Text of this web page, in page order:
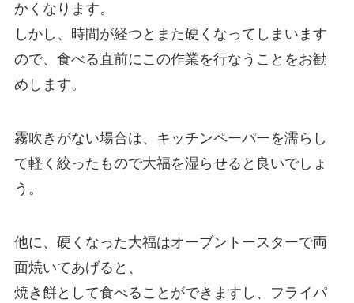
かくなります。
しかし、時間が経つとまた硬くなってしまいます
ので、食べる直前にこの作業を行なうことをお勧
めします。
霧吹きがない場合は、キッチンペーパーを濡らし
て軽く絞ったもので大福を湿らせると良いでしょ
う。
他に、硬くなった大福はオーブントースターで両
面焼いてあげると、
焼き餅として食べることができますし、フライパ